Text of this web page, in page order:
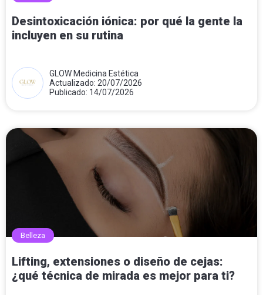
Desintoxicación iónica: por qué la gente la
incluyen en su rutina
GLOW Medicina Estética
Actualizado: 20/07/2026
Publicado: 14/07/2026
Belleza
Lifting, extensiones o diseño de cejas:
¿qué técnica de mirada es mejor para ti?